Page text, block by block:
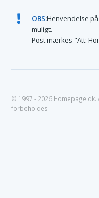
OBS:Henvendelse
muligt.
Post mærkes "Att:
© 1997 - 2026
forbeholdes